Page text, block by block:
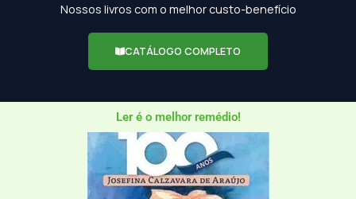
Nossos livros com o melhor custo-benefício
CATÁLOGO COMPLETO
Ler é o melhor remédio!